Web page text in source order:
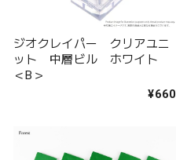
ジオクレイパー クリアユニ
ット 中層ビル ホワイト
＜B＞
¥660